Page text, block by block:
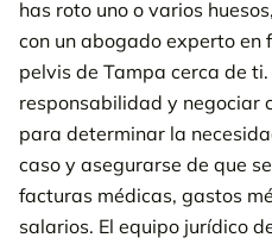
Contacta con un abogado
cerca de ti en Florida
Opiniones de nuestros clientes
Tampa
Llámanos 24/7800-538-4878
gratis.
has roto uno o varios
con un abogado experto en
pelvis de Tampa cerca de
responsabilidad y negociar
para determinar la
caso y asegurarse de que
facturas médicas, gastos
salarios. El equipo jurídico